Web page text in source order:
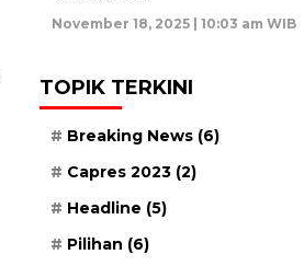
November 18, 2025 | 10:03 am WIB
TOPIK TERKINI
Breaking News (6)
Capres 2023 (2)
Headline (5)
Pilihan (6)